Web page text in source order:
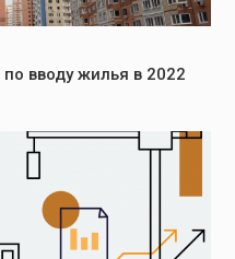
вводу жилья в 2022